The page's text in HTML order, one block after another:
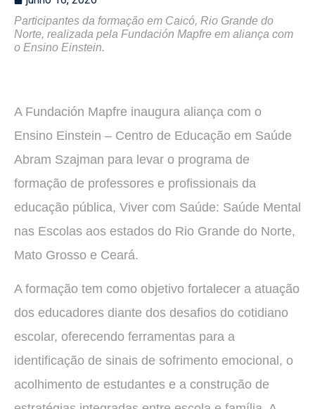
Participantes da formação em Caicó, Rio Grande do
Norte, realizada pela Fundación Mapfre em aliança com
o Ensino Einstein.
A Fundación Mapfre inaugura aliança com o
Ensino Einstein – Centro de Educação em Saúde
Abram Szajman para levar o programa de
formação de professores e profissionais da
educação pública, Viver com Saúde: Saúde Mental
nas Escolas aos estados do Rio Grande do Norte,
Mato Grosso e Ceará.
A formação tem como objetivo fortalecer a atuação
dos educadores diante dos desafios do cotidiano
escolar, oferecendo ferramentas para a
identificação de sinais de sofrimento emocional, o
acolhimento de estudantes e a construção de